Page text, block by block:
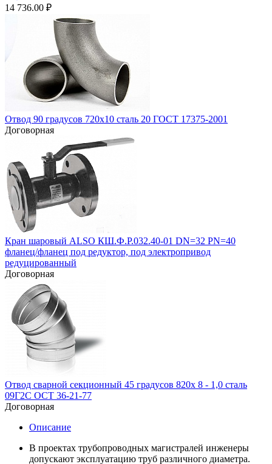
14 736.00 ₽
Отвод 90 градусов 720х10 сталь 20 ГОСТ 17375-2001
Договорная
Кран шаровый ALSO КШ.Ф.Р.032.40-01 DN=32 PN=40
фланец/фланец под редуктор, под электропривод
редуцированный
Договорная
Отвод сварной секционный 45 градусов 820х 8 - 1,0 сталь
09Г2С ОСТ 36-21-77
Договорная
Описание
В проектах трубопроводных магистралей инженеры
допускают эксплуатацию труб различного диаметра.